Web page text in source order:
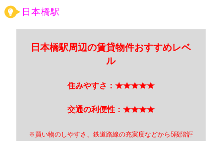
日本橋駅
日本橋駅周辺の賃貸物件おすすめレベ
ル
住みやすさ：★★★★★
交通の利便性：★★★★
※買い物のしやすさ、鉄道路線の充実度などから5段階評